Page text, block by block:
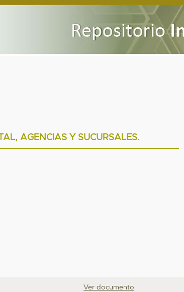
AGENCIAS Y SUCURSALES.
Ver documento